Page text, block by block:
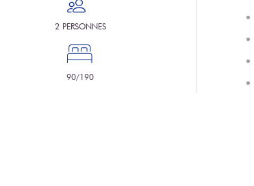
2 PERSONNES
90/190